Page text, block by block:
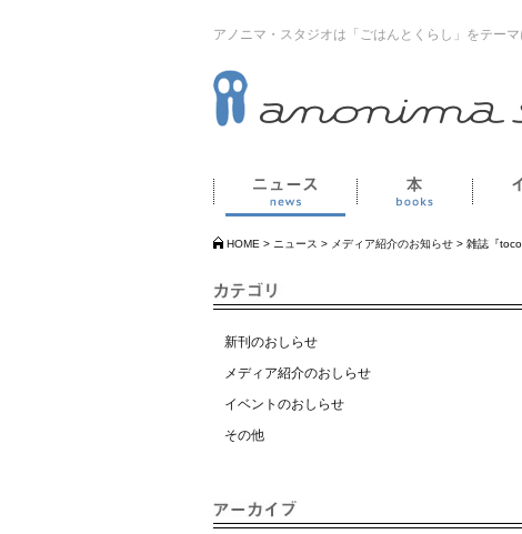
アノニマ・スタジオは「ごはんとくらし」をテーマ
ニュース 本
HOME > ニュース > メディア紹介のお知らせ > 雑誌『
新刊のおしらせ
メディア紹介のおしらせ
イベントのおしらせ
その他